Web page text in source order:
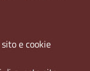
e cookie